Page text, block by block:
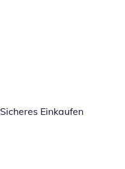
Sicheres Einkaufen